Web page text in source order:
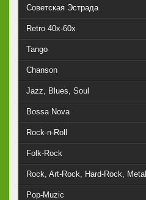
Советская Эстрада
Retro 40x-60x
Tango
Chanson
Jazz, Blues, Soul
Bossa Nova
Rock-n-Roll
Folk-Rock
Rock, Art-Rock, Hard-Rock, Metal
Pop-Muzic